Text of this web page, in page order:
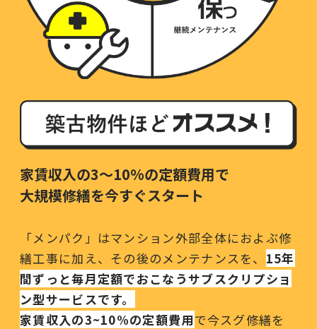
家賃収入の3〜10%の定額費用で
大規模修繕を今すぐスタート
「メンパク」はマンション外部全体におよぶ修
繕工事に加え、その後のメンテナンスを、 15年
間ずっと毎月定額でおこなうサブスクリプショ
ン型サービスです。
家賃収入の3~10%の定額費用で今スグ修繕を